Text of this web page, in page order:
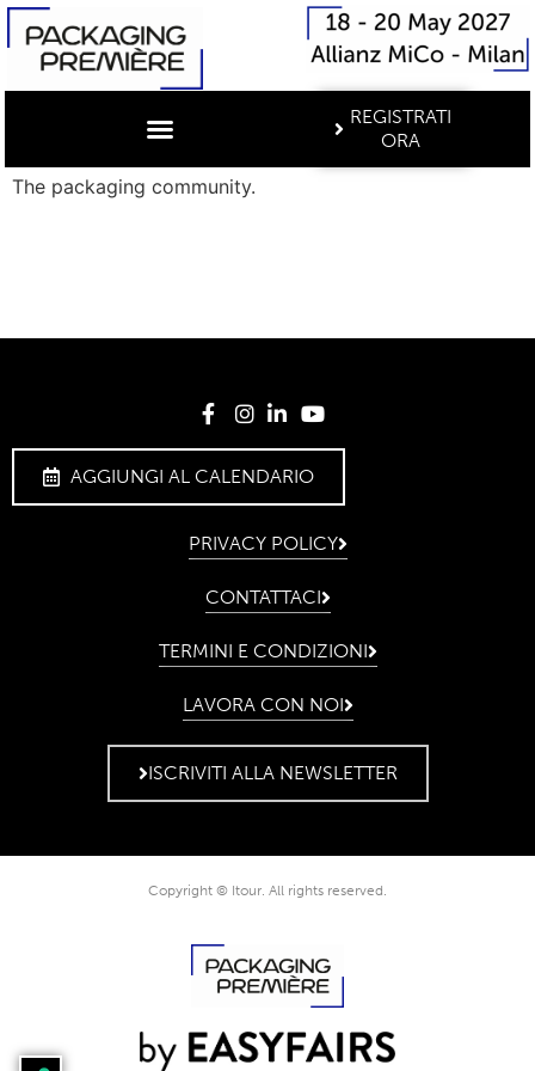
REGISTRATI
ORA
The packaging community.
AGGIUNGI AL CALENDARIO
PRIVACY POLICY
CONTATTACI
TERMINI E CONDIZIONI
LAVORA CON NOI
ISCRIVITI ALLA NEWSLETTER
Copyright © Itour. All rights reserved.